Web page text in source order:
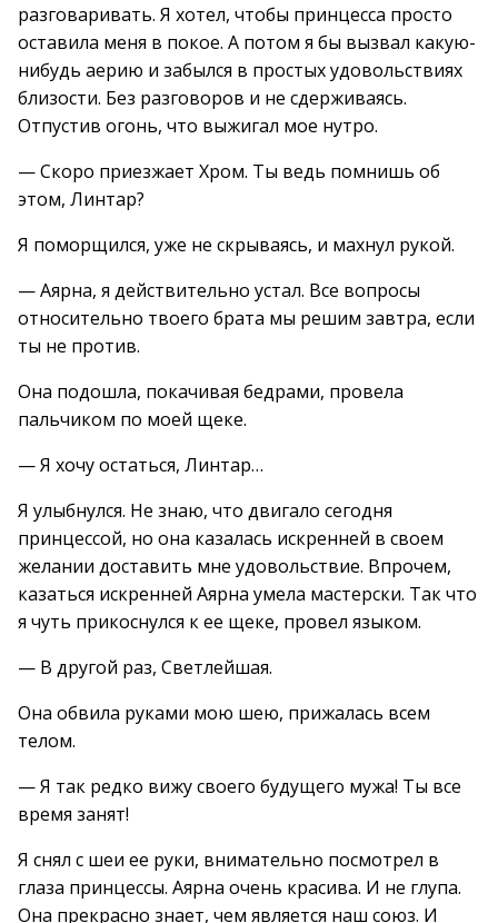
разговаривать. Я хотел, чтобы принцесса просто
оставила меня в покое. А потом я бы вызвал какую-
нибудь аерию и забылся в простых удовольствиях
близости. Без разговоров и не сдерживаясь.
Отпустив огонь, что выжигал мое нутро.
— Скоро приезжает Хром. Ты ведь помнишь об
этом, Линтар?
Я поморщился, уже не скрываясь, и махнул рукой.
— Аярна, я действительно устал. Все вопросы
относительно твоего брата мы решим завтра, если
ты не против.
Она подошла, покачивая бедрами, провела
пальчиком по моей щеке.
— Я хочу остаться, Линтар…
Я улыбнулся. Не знаю, что двигало сегодня
принцессой, но она казалась искренней в своем
желании доставить мне удовольствие. Впрочем,
казаться искренней Аярна умела мастерски. Так что
я чуть прикоснулся к ее щеке, провел языком.
— В другой раз, Светлейшая.
Она обвила руками мою шею, прижалась всем
телом.
— Я так редко вижу своего будущего мужа! Ты все
время занят!
Я снял с шеи ее руки, внимательно посмотрел в
глаза принцессы. Аярна очень красива. И не глупа.
Она прекрасно знает, чем является наш союз. И